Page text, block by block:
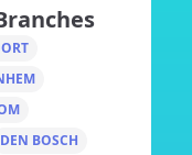
DEN BOSCH